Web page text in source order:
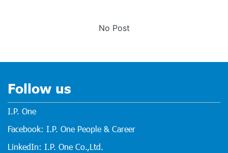
No Post
Follow us
I.P. One
Facebook: I.P. One People & Career
LinkedIn: I.P. One Co.,Ltd.